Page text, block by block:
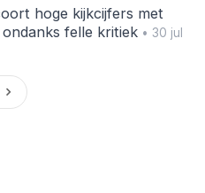
hoge kijkcijfers met
felle kritiek• 30 jul